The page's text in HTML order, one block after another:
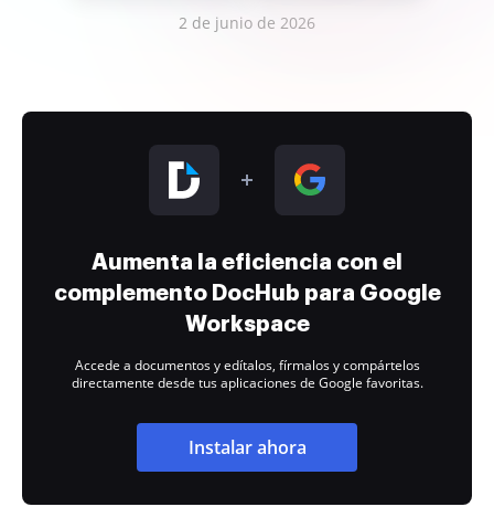
2 de junio de 2026
Aumenta la eficiencia con el
complemento DocHub para Google
Workspace
Accede a documentos y edítalos, fírmalos y compártelos
directamente desde tus aplicaciones de Google favoritas.
Instalar ahora